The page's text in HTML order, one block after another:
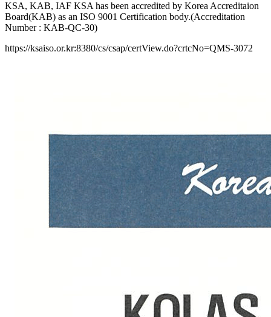
KSA, KAB, IAF KSA has been accredited by Korea Accreditaion
Board(KAB) as an ISO 9001 Certification body.(Accreditation
Number : KAB-QC-30)
https://ksaiso.or.kr:8380/cs/csap/certView.do?crtcNo=QMS-3072